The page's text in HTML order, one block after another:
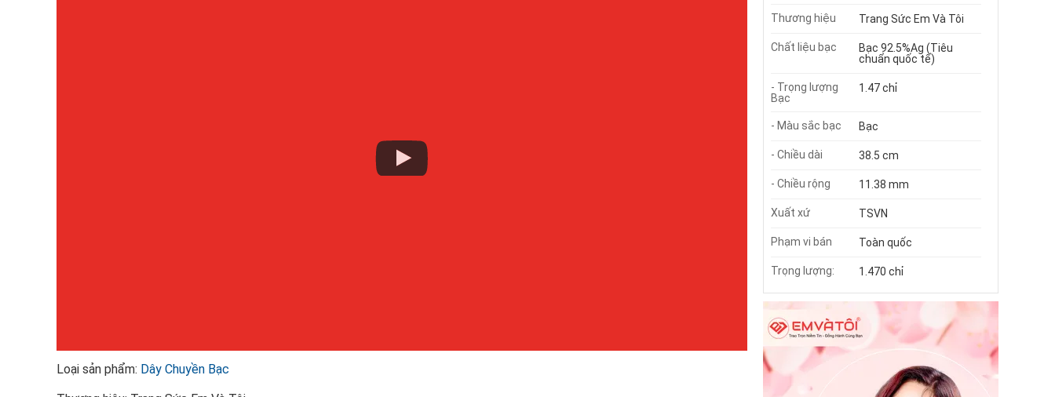
Loại sản phẩm: Dây Chuyền Bạc
Thương hiệu Trang Sức Em Và Tôi
Chất liệu bạc
Bạc 92.5%Ag (Tiêu
chuẩn quốc tế)
- Trọng lượng
Bạc
1.47 chỉ
- Màu sắc bạc Bạc
- Chiều dài 38.5 cm
- Chiều rộng 11.38 mm
Xuất xứ TSVN
Phạm vi bán Toàn quốc
Trọng lượng: 1.470 chỉ